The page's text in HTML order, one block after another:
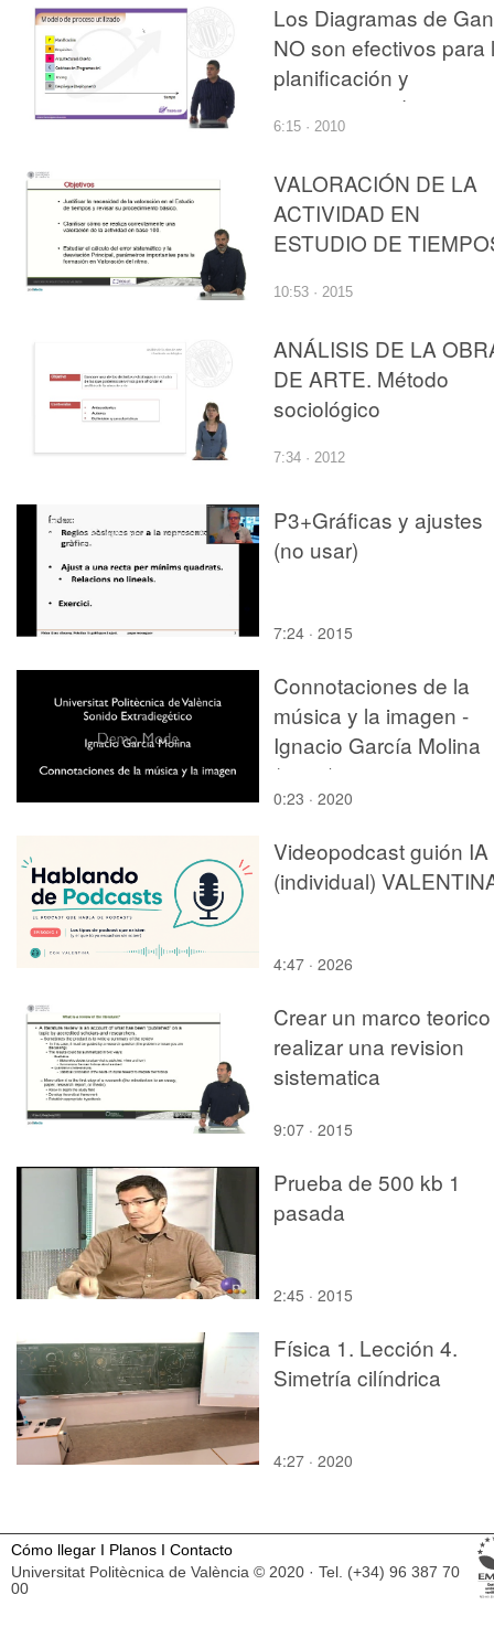
Los Diagramas de
NO son efectivos para
planificación y
seguimiento de
proyectos de
6:15 · 2010
VALORACIÓN DE LA
ACTIVIDAD EN
ESTUDIO DE
10:53 · 2015
ANÁLISIS DE LA
DE ARTE. Método
sociológico
7:34 · 2012
P3+Gráficas y ajustes
(no usar)
7:24 · 2015
Connotaciones de la
música y la imagen -
Ignacio García Molina
(p1_g)
0:23 · 2020
Videopodcast guión IA
(individual)
4:47 · 2026
Crear un marco
realizar una revision
sistematica
9:07 · 2015
Prueba de 500 kb 1
pasada
2:45 · 2015
Física 1. Lección 4.
Simetría cilíndrica
4:27 · 2020
Cómo llegar I Planos I Contacto
Universitat Politècnica de València © 2020 · Tel. (+34) 96 387 70
00